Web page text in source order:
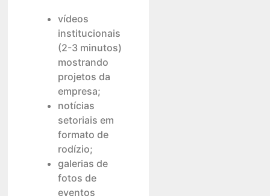
vídeos
institucionais
(2-3 minutos)
mostrando
projetos da
empresa;
notícias
setoriais em
formato de
rodízio;
galerias de
fotos de
eventos